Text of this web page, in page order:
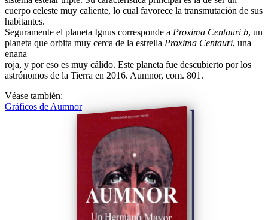
cuerpo celeste muy caliente, lo cual favorece la transmutación de sus
habitantes.
Seguramente el planeta Ignus corresponde a Proxima Centauri b, un
planeta que orbita muy cerca de la estrella Proxima Centauri, una
enana
roja, y por eso es muy cálido. Este planeta fue descubierto por los
astrónomos de la Tierra en 2016. Aumnor, com. 801.
Véase también:
Gráficos de Aumnor